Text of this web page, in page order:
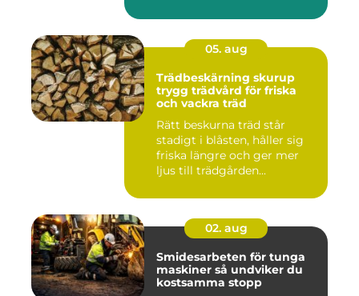
05. aug
Trädbeskärning skurup
trygg trädvård för friska
och vackra träd
Rätt beskurna träd står
stadigt i blåsten, håller sig
friska längre och ger mer
ljus till trädgården...
02. aug
Smidesarbeten för tunga
maskiner så undviker du
kostsamma stopp